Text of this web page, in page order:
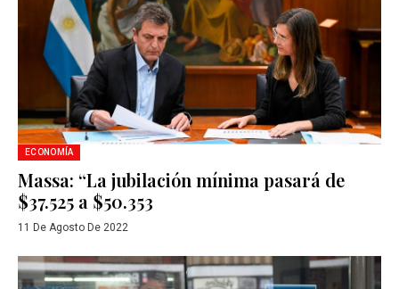
ECONOMÍA
Massa: “La jubilación mínima pasará de
$37.525 a $50.353
11 De Agosto De 2022